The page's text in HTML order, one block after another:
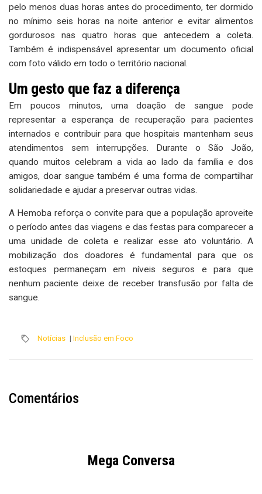
pelo menos duas horas antes do procedimento, ter dormido
no mínimo seis horas na noite anterior e evitar alimentos
gordurosos nas quatro horas que antecedem a coleta.
Também é indispensável apresentar um documento oficial
com foto válido em todo o território nacional.
Um gesto que faz a diferença
Em poucos minutos, uma doação de sangue pode
representar a esperança de recuperação para pacientes
internados e contribuir para que hospitais mantenham seus
atendimentos sem interrupções. Durante o São João,
quando muitos celebram a vida ao lado da família e dos
amigos, doar sangue também é uma forma de compartilhar
solidariedade e ajudar a preservar outras vidas.
A Hemoba reforça o convite para que a população aproveite
o período antes das viagens e das festas para comparecer a
uma unidade de coleta e realizar esse ato voluntário. A
mobilização dos doadores é fundamental para que os
estoques permaneçam em níveis seguros e para que
nenhum paciente deixe de receber transfusão por falta de
sangue.
Notícias | Inclusão em Foco
Comentários
Mega Conversa